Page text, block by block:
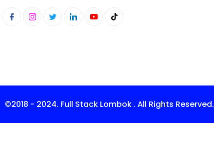
©2018 - 2024. Full Stack Lombok . All Rights Reserved.